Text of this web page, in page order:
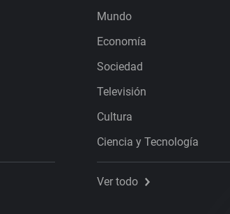
Mundo
Economía
Sociedad
Televisión
Cultura
Ciencia y Tecnología
Ver todo